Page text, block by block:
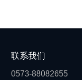
联系我们
0573-88082655